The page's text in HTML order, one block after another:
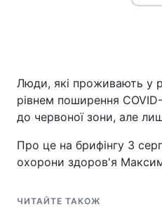
Головна
Економіка
Люди, які проживають у
рівнем поширення
до червоної зони, але
Про це на брифінгу 3
охорони здоров'я
ЧИТАЙТЕ ТАКОЖ